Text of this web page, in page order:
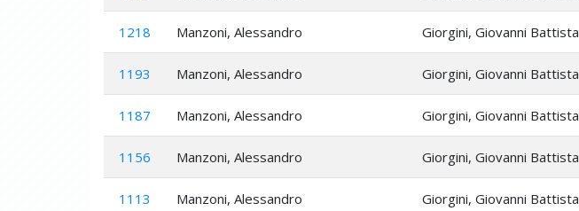
1218 Manzoni, Alessandro Giorgini, Giovanni Battista
1193 Manzoni, Alessandro Giorgini, Giovanni Battista
1187 Manzoni, Alessandro Giorgini, Giovanni Battista
1156 Manzoni, Alessandro Giorgini, Giovanni Battista
1113 Manzoni, Alessandro Giorgini, Giovanni Battista